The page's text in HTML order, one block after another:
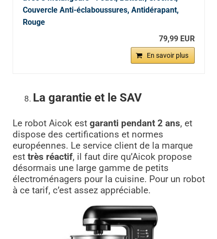
Couvercle Anti-éclaboussures, Antidérapant,
Rouge
79,99 EUR
En savoir plus
La garantie et le SAV
Le robot Aicok est garanti pendant 2 ans, et
dispose des certifications et normes
européennes. Le service client de la marque
est très réactif, il faut dire qu’Aicok propose
désormais une large gamme de petits
électroménagers pour la cuisine. Pour un robot
à ce tarif, c’est assez appréciable.